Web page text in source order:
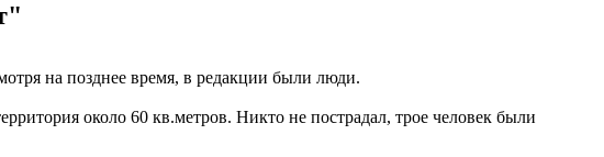
на позднее время, в редакции были люди.
около 60 кв.метров. Никто не пострадал, трое человек были